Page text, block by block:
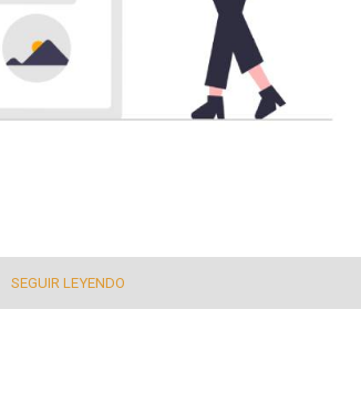
SEGUIR LEYENDO